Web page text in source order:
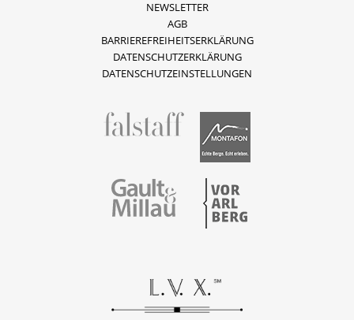
fallstaff
Gault & Millau Vorarlberg
NEWSLETTER
AGB
BARRIEREFREIHEITSERKLÄRUNG
DATENSCHUTZERKLÄRUNG
DATENSCHUTZEINSTELLUNGEN